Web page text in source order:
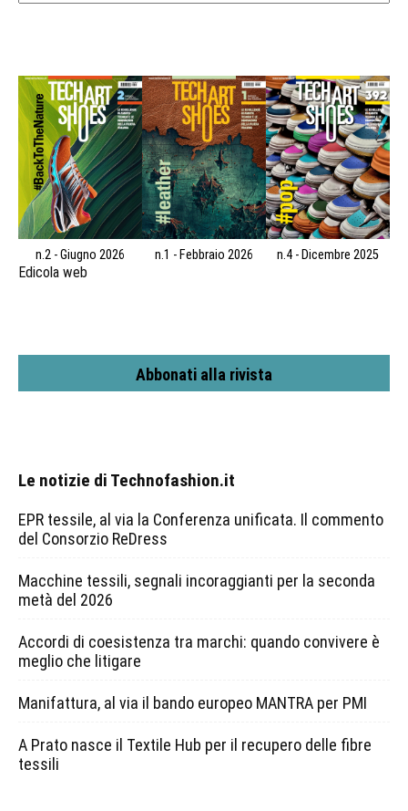
n.2 - Giugno 2026 n.1 - Febbraio 2026 n.4 - Dicembre 2025
Edicola web
Abbonati alla rivista
Le notizie di Technofashion.it
EPR tessile, al via la Conferenza unificata. Il commento
del Consorzio ReDress
Macchine tessili, segnali incoraggianti per la seconda
metà del 2026
Accordi di coesistenza tra marchi: quando convivere è
meglio che litigare
Manifattura, al via il bando europeo MANTRA per PMI
A Prato nasce il Textile Hub per il recupero delle fibre
tessili